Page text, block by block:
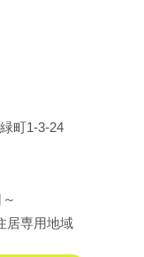
町1-3-24
居専用地域